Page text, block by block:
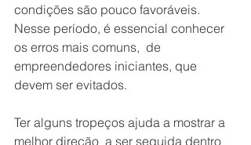
condições são pouco favoráveis.
Nesse período, é essencial conhecer
os erros mais comuns,  de
empreendedores iniciantes, que
devem ser evitados.
Ter alguns tropeços ajuda a mostrar a
melhor direção  a ser seguida dentro